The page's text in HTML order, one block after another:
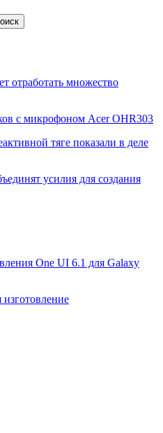
отработать множество
с микрофоном Acer OHR303
тяге показали в деле
усилия для создания
One UI 6.1 для Galaxy